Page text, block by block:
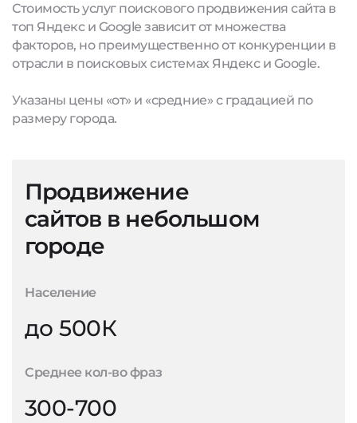
Стоимость услуг поискового продвижения сайта в
топ Яндекс и Google зависит от множества
факторов, но преимущественно от конкуренции в
отрасли в поисковых системах Яндекс и Google.
Указаны цены «от» и «средние» с градацией по
размеру города.
Продвижение
сайтов в небольшом
городе
Население
до 500К
Среднее кол-во фраз
300-700